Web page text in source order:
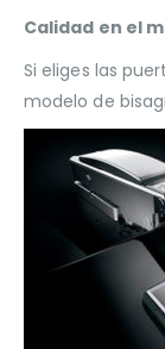
Calidad en el
Si eliges las
modelo de